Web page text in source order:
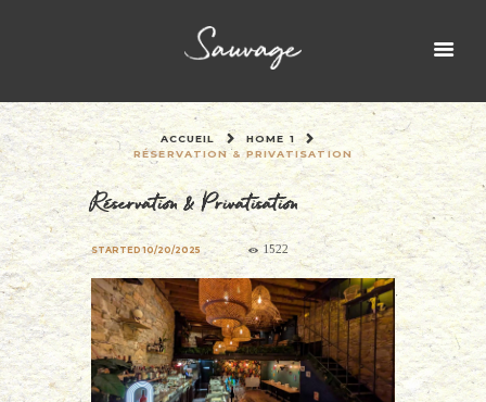
ACCUEIL
HOME 1
RÉSERVATION & PRIVATISATION
Réservation & Privatisation
STARTED10/20/2025 1522